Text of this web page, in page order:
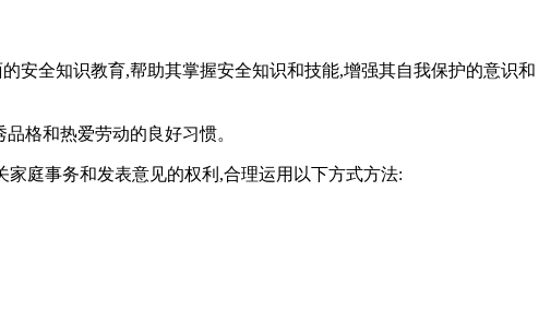
安全知识教育,帮助其掌握安全知识和技能,增强其自我保护的意识和
格和热爱劳动的良好习惯。
庭事务和发表意见的权利,合理运用以下方式方法: